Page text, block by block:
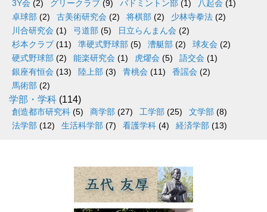
3Y会 (2) グリークラブ (9) バドミントン部 (1) 八起会 (1)
卓球部 (2) 古美術研究会 (2) 将棋部 (2) 少林寺拳法 (2)
川合研究会 (1) 弓道部 (5) 日立らんまん会 (2)
杉本クラブ (11) 準硬式野球部 (5) 漕艇部 (2) 球友会 (2)
硬式野球部 (2) 能楽研究会 (1) 虎燿会 (5) 語交会 (1)
銀座有恒会 (13) 陸上部 (3) 青桃会 (11) 香謡会 (2)
馬術部 (2)
学部・学科 (114)
創造都市研究科 (5) 商学部 (27) 工学部 (25) 文学部 (8)
法学部 (12) 生活科学部 (7) 看護学科 (4) 経済学部 (13)